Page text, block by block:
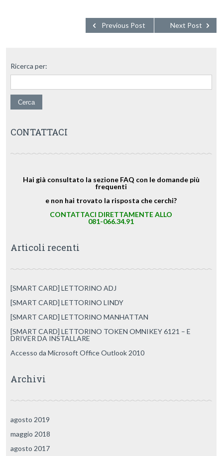
Next Post
Previous Post
Ricerca per:
CONTATTACI
Hai già consultato la sezione FAQ con le domande più
frequenti
e non hai trovato la risposta che cerchi?
CONTATTACI DIRETTAMENTE ALLO
081-066.34.91
Articoli recenti
[SMART CARD] LETTORINO ADJ
[SMART CARD] LETTORINO LINDY
[SMART CARD] LETTORINO MANHATTAN
[SMART CARD] LETTORINO TOKEN OMNIKEY 6121 – E
DRIVER DA INSTALLARE
Accesso da Microsoft Office Outlook 2010
Archivi
agosto 2019
maggio 2018
agosto 2017